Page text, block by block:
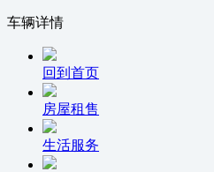
车辆详情
回到首页
房屋租售
生活服务